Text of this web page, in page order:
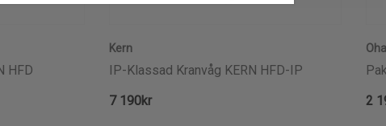
HFD
Kern
IP-Klassad Kranvåg KERN HFD-IP
7 190kr
2